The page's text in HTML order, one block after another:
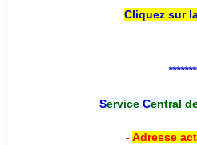
Cliquez sur
*******
Service Central
-Adresse